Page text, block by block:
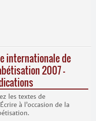
internationale de
2007 –
les textes de
à l’occasion de la